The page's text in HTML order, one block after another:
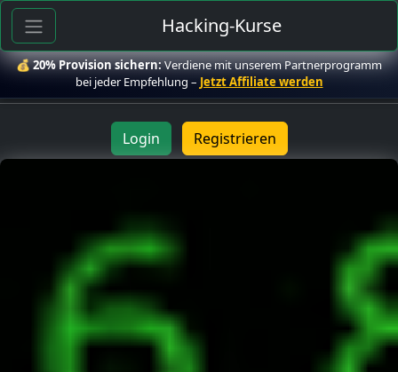
Hacking-Kurse
💰20% Provision sichern:Verdiene mit unserem Partnerprogramm
bei jeder Empfehlung – Jetzt Affiliate werden
Login Registrieren